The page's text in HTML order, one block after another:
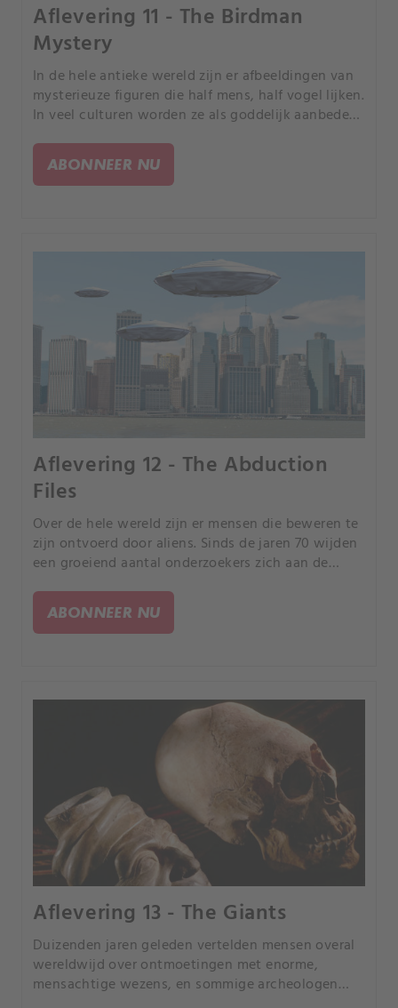
Aflevering 11 - The Birdman
Mystery
In de hele antieke wereld zijn er afbeeldingen van
mysterieuze figuren die half mens, half vogel lijken.
In veel culturen worden ze als goddelijk aanbeden
ABONNEER NU
Aflevering 12 - The Abduction
Files
Over de hele wereld zijn er mensen die beweren te
zijn ontvoerd door aliens. Sinds de jaren 70 wijden
een groeiend aantal onderzoekers zich aan de
ABONNEER NU
Aflevering 13 - The Giants
Duizenden jaren geleden vertelden mensen overal
wereldwijd over ontmoetingen met enorme,
mensachtige wezens, en sommige archeologen